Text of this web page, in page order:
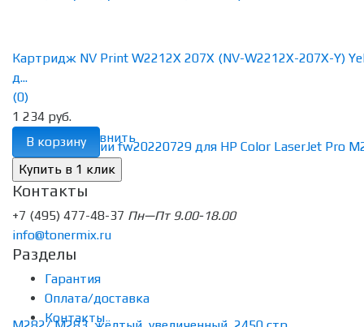
избранное сравнить
Картридж NV Print W2212X 207X (NV-W2212X-207X-Y)
д...
(0)
1 234 руб.
В корзину
Контакты
+7 (495) 477-48-37 Пн—Пт 9.00-18.00
info@tonermix.ru
Разделы
Гарантия
Оплата/доставка
Контакты